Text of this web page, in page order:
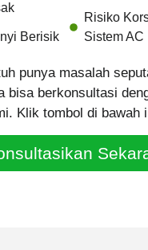
Berisik
Risiko
Sistem AC
punya masalah
bisa berkonsultasi
Klik tombol di bawah